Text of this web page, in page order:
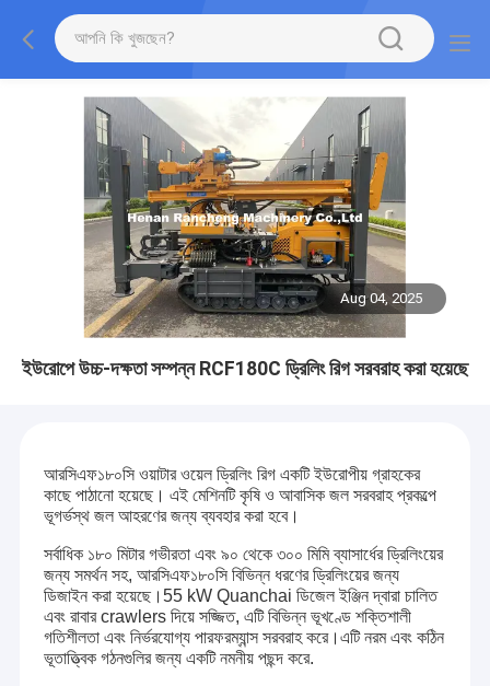
Aug 04, 2025
ইউরোপে উচ্চ-দক্ষতা সম্পন্ন RCF180C ড্রিলিং রিগ সরবরাহ করা হয়েছে
আরসিএফ১৮০সি ওয়াটার ওয়েল ড্রিলিং রিগ একটি ইউরোপীয় গ্রাহকের
কাছে পাঠানো হয়েছে। এই মেশিনটি কৃষি ও আবাসিক জল সরবরাহ প্রকল্পে
ভূগর্ভস্থ জল আহরণের জন্য ব্যবহার করা হবে।
সর্বাধিক ১৮০ মিটার গভীরতা এবং ৯০ থেকে ৩০০ মিমি ব্যাসার্ধের ড্রিলিংয়ের
জন্য সমর্থন সহ, আরসিএফ১৮০সি বিভিন্ন ধরণের ড্রিলিংয়ের জন্য
ডিজাইন করা হয়েছে।55 kW Quanchai ডিজেল ইঞ্জিন দ্বারা চালিত
এবং রাবার crawlers দিয়ে সজ্জিত, এটি বিভিন্ন ভূখণ্ডে শক্তিশালী
গতিশীলতা এবং নির্ভরযোগ্য পারফরম্যান্স সরবরাহ করে।এটি নরম এবং কঠিন
ভূতাত্ত্বিক গঠনগুলির জন্য একটি নমনীয় পছন্দ করে.